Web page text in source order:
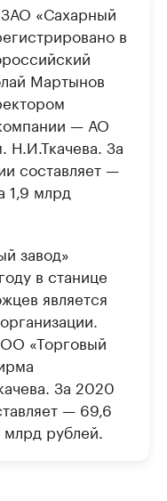
«Сахарный
в
Мартынов
— АО
Н.И.Ткачева. За
составляет —
1,9 млрд
завод»
в станице
является
«Торговый
За 2020
— 69,6
рублей.